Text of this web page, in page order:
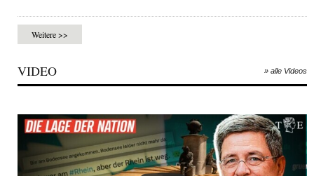
Weitere >>
VIDEO » alle Videos